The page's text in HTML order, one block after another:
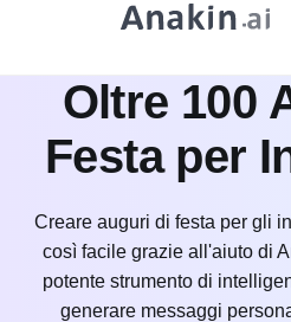
Oltre 100
Festa per
Creare auguri di festa per gli
così facile grazie all'aiuto di
potente strumento di
generare messaggi